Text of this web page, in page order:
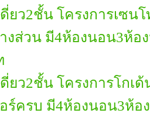
ยว2ชั้น โครงการเซน
งส่วน มี4ห้องนอน3ห้อ
ยว2ชั้น โครงการโกเ
ร์ครบ มี4ห้องนอน3ห้อ